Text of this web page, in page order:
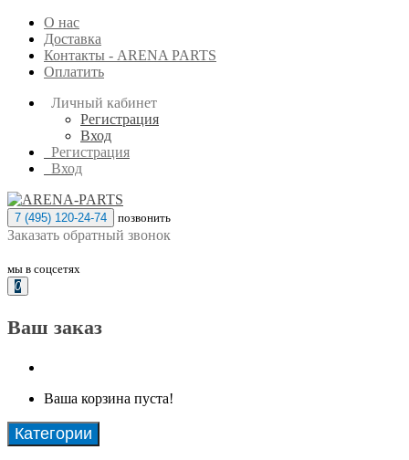
О нас
Доставка
Контакты - ARENA PARTS
Оплатить
Личный кабинет
Регистрация
Вход
Регистрация
Вход
7 (495) 120-24-74 позвонить
Заказать обратный звонок
мы в соцсетях
0
Ваш заказ
Ваша корзина пуста!
Категории